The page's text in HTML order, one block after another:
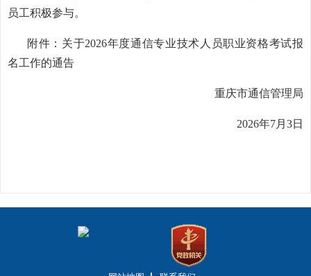
员工积极参与。
附件： 关于2026年度通信专业技术人员职业资格考试报
名工作的通告
重庆市通信管理局
2026年7月 3日